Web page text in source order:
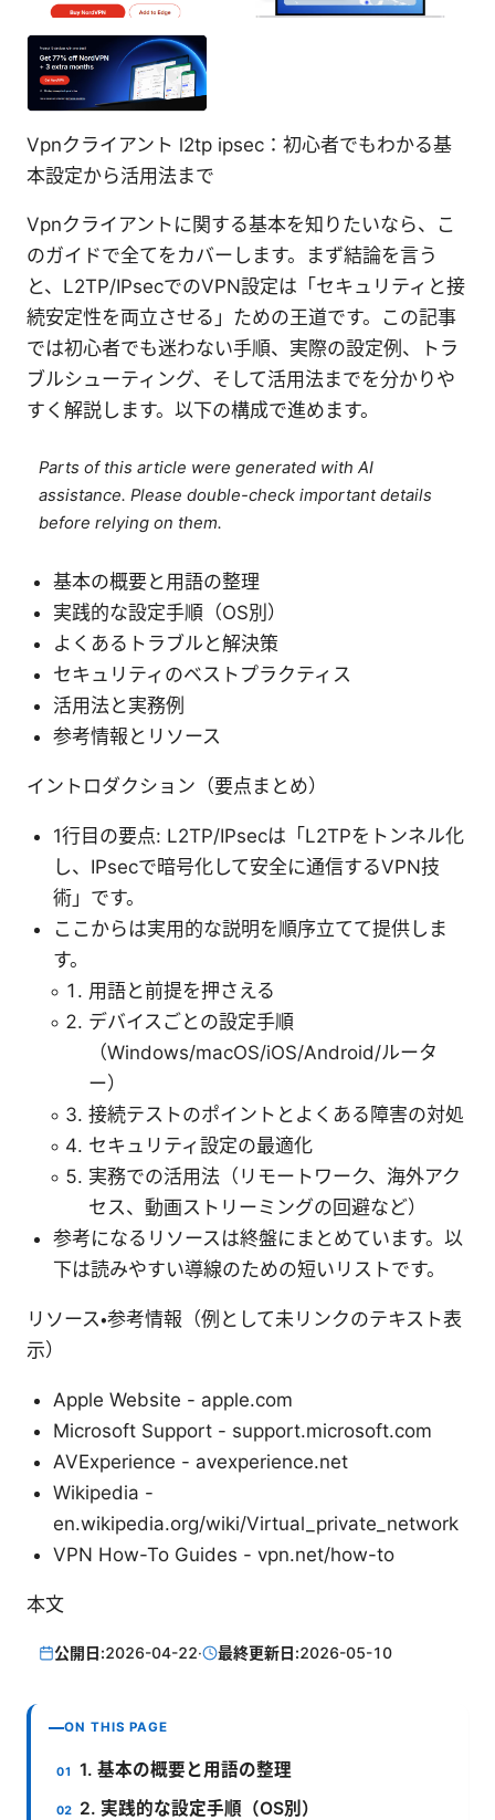
Vpnクライアント l2tp ipsec：初心者でもわかる基
本設定から活用法まで
Vpnクライアントに関する基本を知りたいなら、こ
のガイドで全てをカバーします。まず結論を言う
と、L2TP/IPsecでのVPN設定は「セキュリティと接
続安定性を両立させる」ための王道です。この記事
では初心者でも迷わない手順、実際の設定例、トラ
ブルシューティング、そして活用法までを分かりや
すく解説します。以下の構成で進めます。
Parts of this article were generated with AI
assistance. Please double-check important details
before relying on them.
基本の概要と用語の整理
実践的な設定手順（OS別）
よくあるトラブルと解決策
セキュリティのベストプラクティス
活用法と実務例
参考情報とリソース
イントロダクション（要点まとめ）
1行目の要点: L2TP/IPsecは「L2TPをトンネル化
し、IPsecで暗号化して安全に通信するVPN技
術」です。
ここからは実用的な説明を順序立てて提供しま
す。
用語と前提を押さえる
デバイスごとの設定手順
（Windows/macOS/iOS/Android/ルータ
ー）
接続テストのポイントとよくある障害の対処
セキュリティ設定の最適化
実務での活用法（リモートワーク、海外アク
セス、動画ストリーミングの回避など）
参考になるリソースは終盤にまとめています。以
下は読みやすい導線のための短いリストです。
リソース・参考情報（例として未リンクのテキスト表
示）
Apple Website - apple.com
Microsoft Support - support.microsoft.com
AVExperience - avexperience.net
Wikipedia -
en.wikipedia.org/wiki/Virtual_private_network
VPN How-To Guides - vpn.net/how-to
本文
公開日:2026-04-22· 最終更新日:2026-05-10
ON THIS PAGE
1. 基本の概要と用語の整理
2. 実践的な設定手順（OS別）